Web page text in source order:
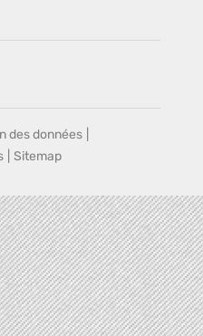
des données
Sitemap